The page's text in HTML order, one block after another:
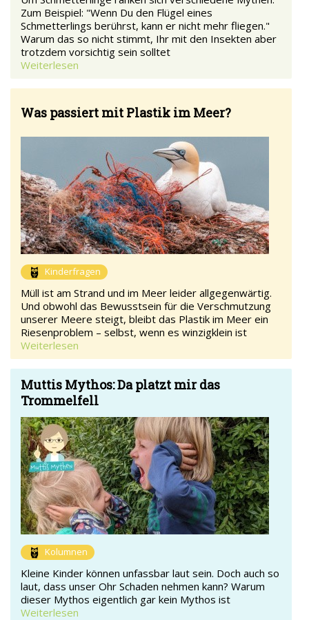
Zum Beispiel: "Wenn Du den Flügel eines
Schmetterlings berührst, kann er nicht mehr fliegen."
Warum das so nicht stimmt, Ihr mit den Insekten aber
trotzdem vorsichtig sein solltet
Weiterlesen
Was passiert mit Plastik im Meer?
Kinderfragen
Müll ist am Strand und im Meer leider allgegenwärtig.
Und obwohl das Bewusstsein für die Verschmutzung
unserer Meere steigt, bleibt das Plastik im Meer ein
Riesenproblem – selbst, wenn es winzigklein ist
Weiterlesen
Muttis Mythos: Da platzt mir das
Trommelfell
Kolumnen
Kleine Kinder können unfassbar laut sein. Doch auch so
laut, dass unser Ohr Schaden nehmen kann? Warum
dieser Mythos eigentlich gar kein Mythos ist
Weiterlesen